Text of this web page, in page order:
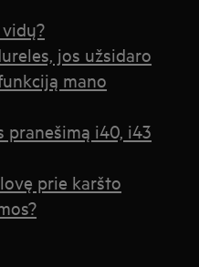
jos užsidaro
mano
pranešimą i40, i43
prie karšto